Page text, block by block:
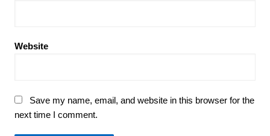
Website
Save my name, email, and website in this browser for the
next time I comment.